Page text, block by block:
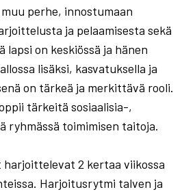
perhe, innostumaan
ja pelaamisesta sekä
lapsi on keskiössä ja hänen
lisäksi, kasvatuksella ja
on tärkeä ja merkittävä rooli.
tärkeitä sosiaalisia-,
ryhmässä toimimisen taitoja.
2 kertaa viikossa
Harjoitusrytmi talven ja